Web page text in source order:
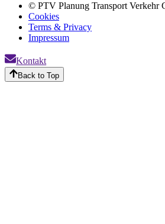
Fußzeilenmenü
© PTV Planung Transport Verkehr
Cookies
Terms & Privacy
Impressum
Kontakt
Back to Top